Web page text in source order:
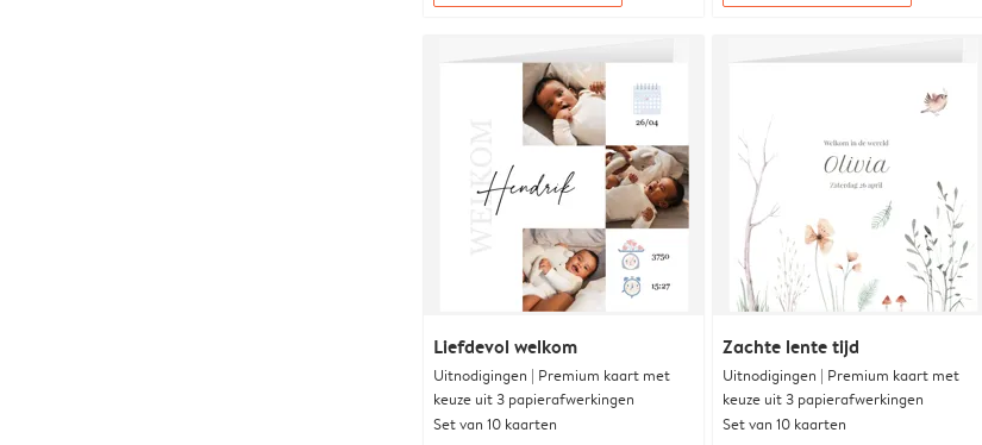
Liefdevol welkom
Uitnodigingen | Premium kaart met
keuze uit 3 papierafwerkingen
Set van 10 kaarten
Zachte lente tijd
Uitnodigingen | Premium kaart met
keuze uit 3 papierafwerkingen
Set van 10 kaarten